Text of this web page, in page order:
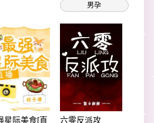
男孕
星际美食[直
六零反派攻